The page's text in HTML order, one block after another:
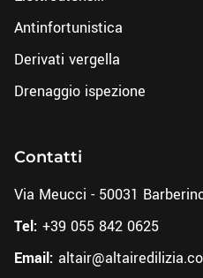
Antinfortunistica
Derivati vergella
Drenaggio ispezione
Contatti
Via Meucci - 50031
Tel: +39 055 842 0625
Email: